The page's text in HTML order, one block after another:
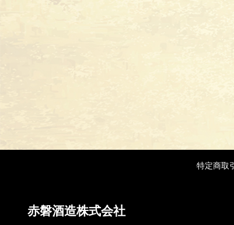
特定商取
赤磐酒造株式会社